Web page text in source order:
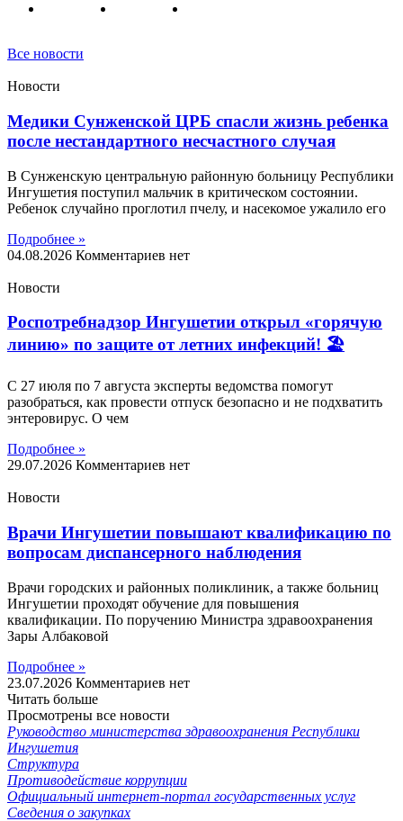
Все новости
Новости
Медики Сунженской ЦРБ спасли жизнь ребенка
после нестандартного несчастного случая
В Сунженскую центральную районную больницу Республики
Ингушетия поступил мальчик в критическом состоянии.
Ребенок случайно проглотил пчелу, и насекомое ужалило его
Подробнее »
04.08.2026 Комментариев нет
Новости
Роспотребнадзор Ингушетии открыл «горячую
линию» по защите от летних инфекций! 🏖
С 27 июля по 7 августа эксперты ведомства помогут
разобраться, как провести отпуск безопасно и не подхватить
энтеровирус. О чем
Подробнее »
29.07.2026 Комментариев нет
Новости
Врачи Ингушетии повышают квалификацию по
вопросам диспансерного наблюдения
Врачи городских и районных поликлиник, а также больниц
Ингушетии проходят обучение для повышения
квалификации. По поручению Министра здравоохранения
Зары Албаковой
Подробнее »
23.07.2026 Комментариев нет
Читать больше
Просмотрены все новости
Руководство министерства здравоохранения Республики
Ингушетия
Структура
Противодействие коррупции
Официальный интернет-портал государственных услуг
Сведения о закупках